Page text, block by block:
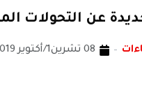
عن التحولات
08 تشرين1/أكتوير 2019